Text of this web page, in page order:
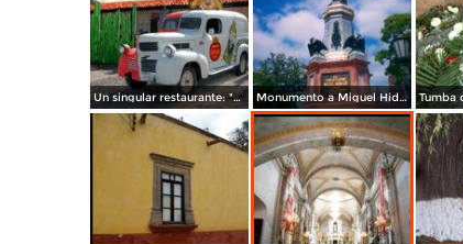
Un singular restaurante: "México Lindo" Monumento a Miguel Hidalgo